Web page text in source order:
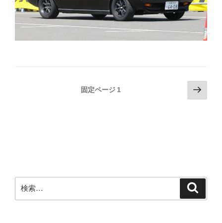
り
固定ページ 1
次
の
索: